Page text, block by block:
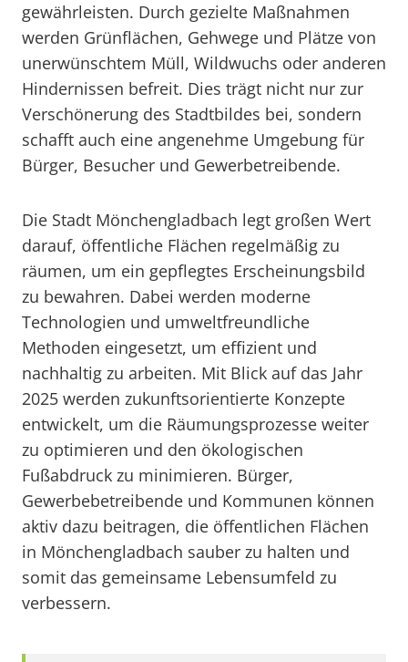
gewährleisten. Durch gezielte Maßnahmen
werden Grünflächen, Gehwege und Plätze von
unerwünschtem Müll, Wildwuchs oder anderen
Hindernissen befreit. Dies trägt nicht nur zur
Verschönerung des Stadtbildes bei, sondern
schafft auch eine angenehme Umgebung für
Bürger, Besucher und Gewerbetreibende.
Die Stadt Mönchengladbach legt großen Wert
darauf, öffentliche Flächen regelmäßig zu
räumen, um ein gepflegtes Erscheinungsbild
zu bewahren. Dabei werden moderne
Technologien und umweltfreundliche
Methoden eingesetzt, um effizient und
nachhaltig zu arbeiten. Mit Blick auf das Jahr
2025 werden zukunftsorientierte Konzepte
entwickelt, um die Räumungsprozesse weiter
zu optimieren und den ökologischen
Fußabdruck zu minimieren. Bürger,
Gewerbebetreibende und Kommunen können
aktiv dazu beitragen, die öffentlichen Flächen
in Mönchengladbach sauber zu halten und
somit das gemeinsame Lebensumfeld zu
verbessern.